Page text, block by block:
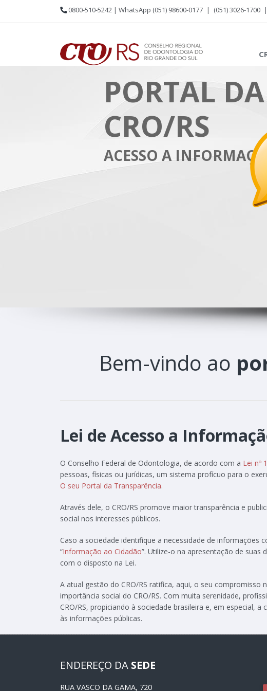
0800-510-5242 | WhatsApp (051) 98600-0177 | (051) 3026-1700 |
PORTAL
CRO/RS
ACESSO A
Bem-vindo ao
Lei de Acesso a
O Conselho Federal de Odontologia, de acordo com a Lei nº
pessoas, físicas ou jurídicas, um sistema profícuo para o
O seu Portal da Transparência.
Através dele, o CRO/RS promove maior transparência e
social nos interesses públicos.
Caso a sociedade identifique a necessidade de informações
“Informação ao Cidadão”. Utilize-o na apresentação de
com o disposto na Lei.
A atual gestão do CRO/RS ratifica, aqui, o seu
importância social do CRO/RS. Com muita serenidade,
CRO/RS, propiciando à sociedade brasileira e, em especial,
às informações públicas.
ENDEREÇO DA SEDE
RUA VASCO DA GAMA, 720